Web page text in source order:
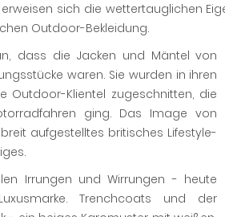
sich die wettertauglichen
Outdoor-Bekleidung.
dass die Jacken und Mäntel von
waren. Sie wurden in ihren
Outdoor-Klientel zugeschnitten, die
ging. Das Image von
aufgestelltes britisches Lifestyle-
Irrungen und Wirrungen - heute
Trenchcoats und der